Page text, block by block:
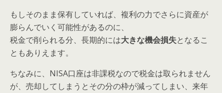
もしそのまま保有していれば、複利の力でさらに資産が
膨らんでいく可能性があるのに、
税金で削られる分、長期的には大きな機会損失となるこ
ともありえます。
ちなみに、NISA口座は非課税なので税金は取られません
が、売却してしまうとその分の枠が減ってしまい、来年